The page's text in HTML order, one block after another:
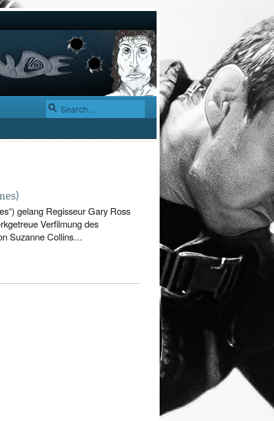
gelang Regisseur Gary Ross
Verfilmung des
Suzanne Collins…